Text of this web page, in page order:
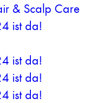
& Scalp Care
ist da!
ist da!
ist da!
ist da!